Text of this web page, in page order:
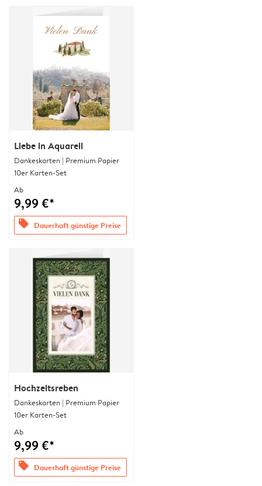
Liebe in Aquarell
Dankeskarten | Premium Papier
10er Karten-Set
Ab
9,99 €*
offers Dauerhaft günstige Preise
Hochzeitsreben
Dankeskarten | Premium Papier
10er Karten-Set
Ab
9,99 €*
offers Dauerhaft günstige Preise